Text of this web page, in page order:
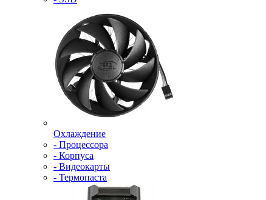
Охлаждение
- Процессора
- Корпуса
- Видеокарты
- Термопаста